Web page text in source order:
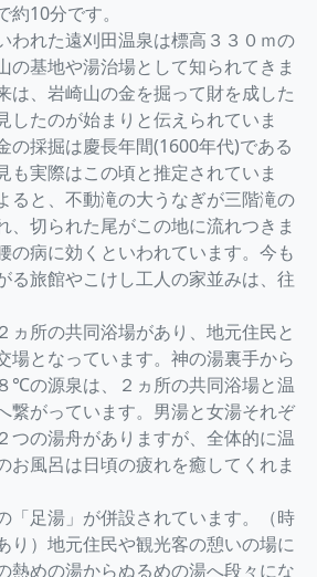
10分です。
われた遠刈田温泉は標高３３０ｍの
の基地や湯治場として知られてきま
は、岩崎山の金を掘って財を成した
したのが始まりと伝えられていま
の採掘は慶長年間(1600年代)である
も実際はこの頃と推定されていま
ると、不動滝の大うなぎが三階滝の
、切られた尾がこの地に流れつきま
の病に効くといわれています。今も
る旅館やこけし工人の家並みは、往
ヵ所の共同浴場があり、地元住民と
場となっています。神の湯裏手から
℃の源泉は、２ヵ所の共同浴場と温
繋がっています。男湯と女湯それぞ
つの湯舟がありますが、全体的に温
お風呂は日頃の疲れを癒してくれま
「足湯」が併設されています。（時
り）地元住民や観光客の憩いの場に
熱めの湯からぬるめの湯へ段々にな